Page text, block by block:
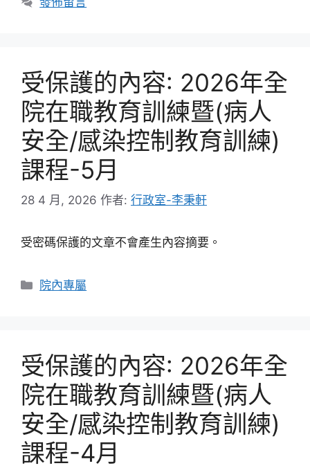
受保護的內容: 2026年全
院在職教育訓練暨(病人
安全/感染控制教育訓練)
課程-5月
28 4 月, 2026 作者: 行政室-李秉軒
受密碼保護的文章不會產生內容摘要。
分
院內專屬
受保護的內容: 2026年全
院在職教育訓練暨(病人
安全/感染控制教育訓練)
課程-4月